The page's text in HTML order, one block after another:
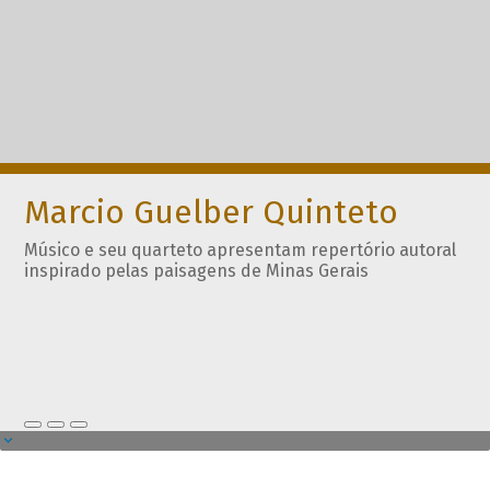
Marcio Guelber Quinteto
Músico e seu quarteto apresentam repertório autoral
inspirado pelas paisagens de Minas Gerais